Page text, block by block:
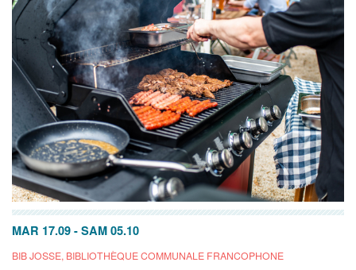
MAR 17.09 - SAM 05.10
BIB JOSSE, BIBLIOTHÈQUE COMMUNALE FRANCOPHONE